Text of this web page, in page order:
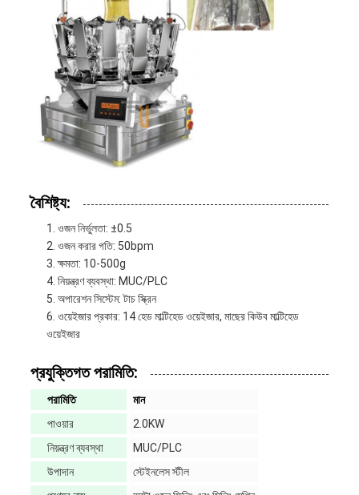
বৈশিষ্ট্য:
ওজন নির্ভুলতা: ±0.5
ওজন করার গতি: 50bpm
ক্ষমতা: 10-500g
নিয়ন্ত্রণ ব্যবস্থা: MUC/PLC
অপারেশন সিস্টেম: টাচ স্ক্রিন
ওয়েইজার প্রকার: 14 হেড মাল্টিহেড ওয়েইজার, মাছের কিউব মাল্টিহেড
ওয়েইজার
প্রযুক্তিগত পরামিতি:
পরামিতি
মান
পাওয়ার
2.0KW
নিয়ন্ত্রণ ব্যবস্থা
MUC/PLC
উপাদান
স্টেইনলেস স্টীল